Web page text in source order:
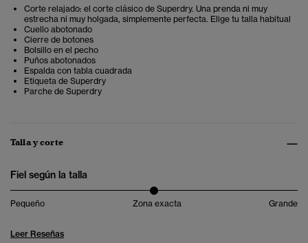
Corte relajado: el corte clásico de Superdry. Una prenda ni muy
estrecha ni muy holgada, simplemente perfecta. Elige tu talla habitual
Cuello abotonado
Cierre de botones
Bolsillo en el pecho
Puños abotonados
Espalda con tabla cuadrada
Etiqueta de Superdry
Parche de Superdry
Talla y corte
Fiel según la talla
Pequeño Zona exacta Grande
Leer Reseñas